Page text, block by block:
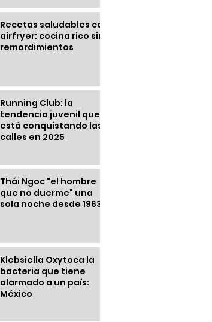
Recetas saludables con
airfryer: cocina rico sin
remordimientos
Running Club: la
tendencia juvenil que
está conquistando las
calles en 2025
Thái Ngoc "el hombre
que no duerme" una
sola noche desde 1963
Klebsiella Oxytoca la
bacteria que tiene
alarmado a un país:
México